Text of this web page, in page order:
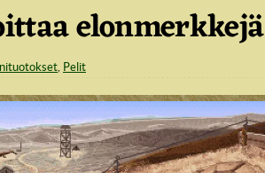
elonmerkkejä
, Pelit